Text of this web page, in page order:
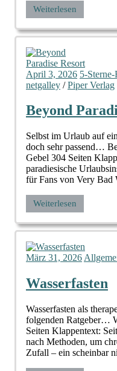
Weiterlesen
April 3, 2026 5-
netgalley /Piper Verlag
Beyond
Selbst im Urlaub auf
doch sehr passend…
Gebel 304 Seiten
paradiesische
für Fans von Very Bad
Weiterlesen
März 31, 2026
Wasserfasten
Wasserfasten als
folgenden Ratgeber…
Seiten Klappentext:
nach Methoden, um
Zufall – ein scheinbar